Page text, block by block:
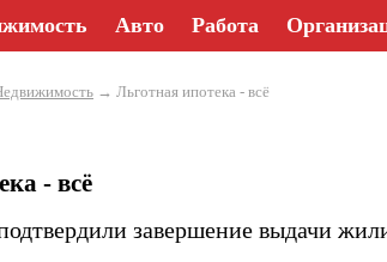
Авто Работа
→ Льготная ипотека - всё
- всё
завершение выдачи